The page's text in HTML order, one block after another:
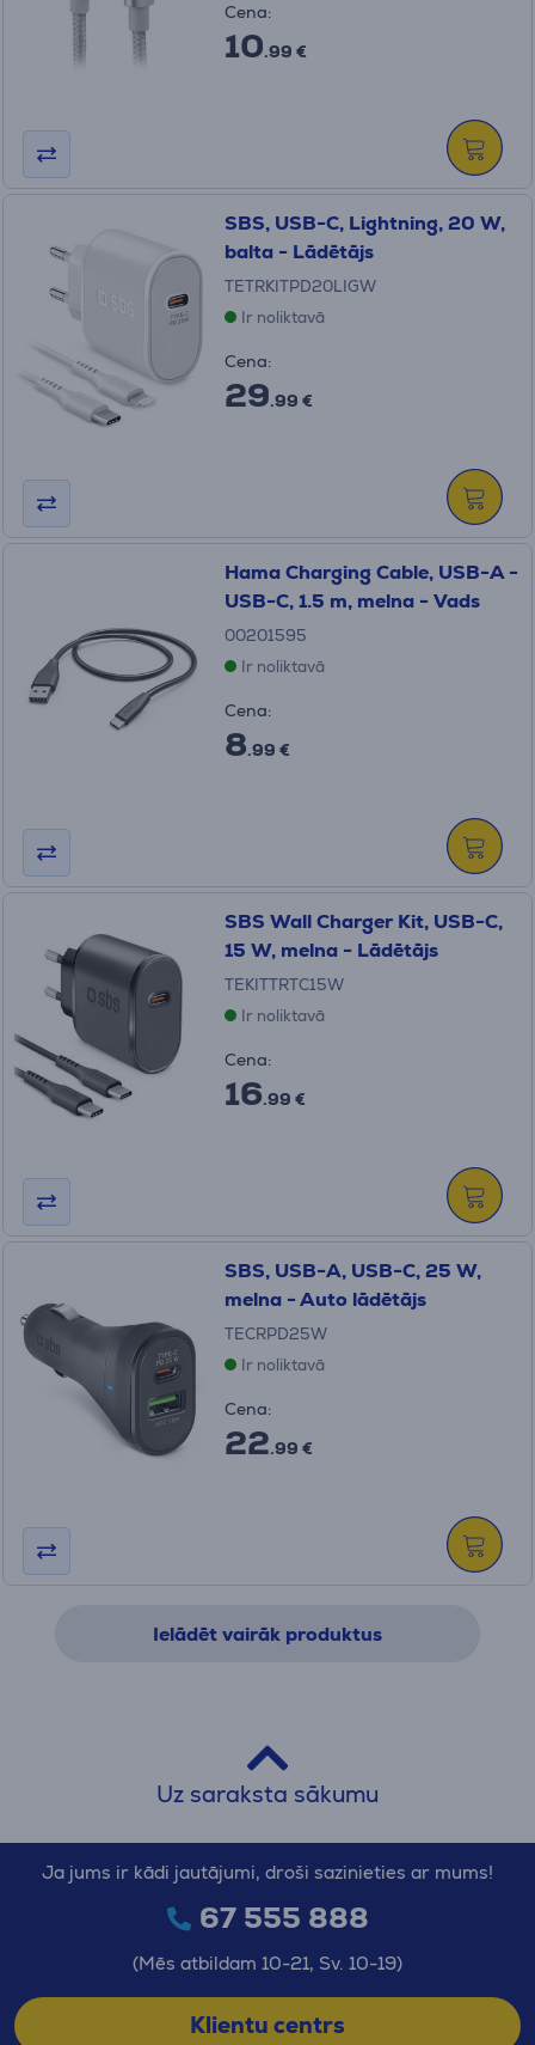
Cena:
10.99 €
SBS, USB-C, Lightning, 20 W,
balta - Lādētājs
TETRKITPD20LIGW
Ir noliktavā
Cena:
29.99 €
Hama Charging Cable, USB-A -
USB-C, 1.5 m, melna - Vads
00201595
Ir noliktavā
Cena:
8.99 €
SBS Wall Charger Kit, USB-C,
15 W, melna - Lādētājs
TEKITTRTC15W
Ir noliktavā
Cena:
16.99 €
SBS, USB-A, USB-C, 25 W,
melna - Auto lādētājs
TECRPD25W
Ir noliktavā
Cena:
22.99 €
Ielādēt vairāk produktus
Uz saraksta sākumu
Ja jums ir kādi jautājumi, droši sazinieties ar mums!
67 555 888
(Mēs atbildam 10-21, Sv. 10-19)
Klientu centrs